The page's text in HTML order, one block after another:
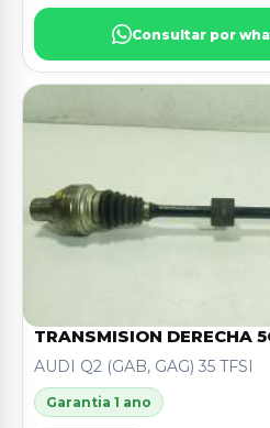
Consultar por
TRANSMISION DERECHA
AUDI Q2 (GAB, GAG) 35 TFSI
Garantia 1 ano